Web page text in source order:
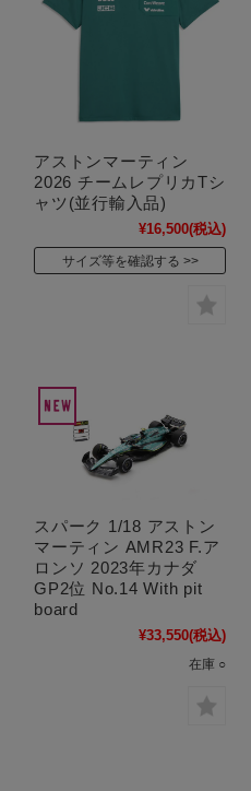
アストンマーティン
2026 チームレプリカTシ
ャツ(並行輸入品)
¥16,500(税込)
サイズ等を確認する
スパーク 1/18 アストン
マーティン AMR23 F.ア
ロンソ 2023年カナダ
GP2位 No.14 With pit
board
¥33,550(税込)
在庫 ○